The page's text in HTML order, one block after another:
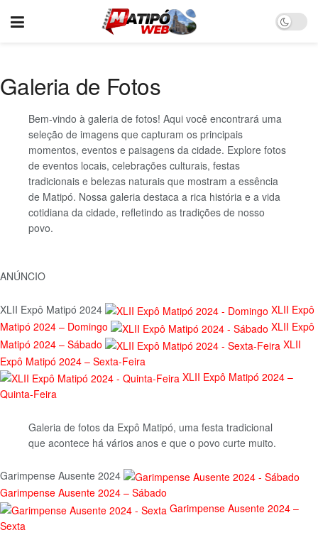
Galeria de Fotos
Bem-vindo à galeria de fotos! Aqui você encontrará uma
seleção de imagens que capturam os principais
momentos, eventos e paisagens da cidade. Explore fotos
de eventos locais, celebrações culturais, festas
tradicionais e belezas naturais que mostram a essência
de Matipó. Nossa galeria destaca a rica história e a vida
cotidiana da cidade, refletindo as tradições de nosso
povo.
ANÚNCIO
XLII Expô Matipó 2024
XLII Expô
Matipó 2024 – Domingo
XLII Expô
Matipó 2024 – Sábado
XLII
Expô Matipó 2024 – Sexta-Feira
XLII Expô Matipó 2024 –
Quinta-Feira
Galeria de fotos da Expô Matipó, uma festa tradicional
que acontece há vários anos e que o povo curte muito.
Garimpense Ausente 2024
Garimpense Ausente 2024 – Sábado
Garimpense Ausente 2024 –
Sexta